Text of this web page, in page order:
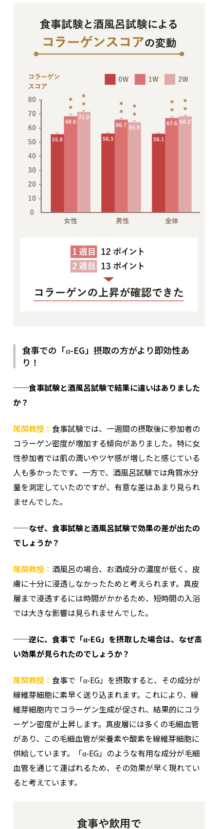
食事での「α-EG」摂取の方がより即効性あ
り！
──食事試験と酒風呂試験で結果に違いはありました
か？
尾関教授： 食事試験では、一週間の摂取後に参加者の
コラーゲン密度が増加する傾向がありました。特に女
性参加者では肌の潤いやツヤ感が増したと感じている
人も多かったです。一方で、酒風呂試験では角質水分
量を測定していたのですが、有意な差はあまり見られ
ませんでした。
──なぜ、食事試験と酒風呂試験で効果の差が出たの
でしょうか？
尾関教授： 酒風呂の場合、お酒成分の濃度が低く、皮
膚に十分に浸透しなかったためと考えられます。真皮
層まで浸透するには時間がかかるため、短時間の入浴
では大きな影響は見られませんでした。
──逆に、食事で「α-EG」を摂取した場合は、なぜ高
い効果が見られたのでしょうか？
尾関教授： 食事で「α-EG」を摂取すると、その成分が
線維芽細胞に素早く送り込まれます。これにより、線
維芽細胞内でコラーゲン生成が促され、結果的にコラ
ーゲン密度が上昇します。真皮層には多くの毛細血管
があり、この毛細血管が栄養素や酸素を線維芽細胞に
供給しています。「α-EG」のような有用な成分が毛細
血管を通じて運ばれるため、その効果が早く現れてい
ると考えています。